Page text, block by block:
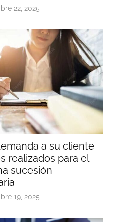
22, 2025
a su cliente
realizados para el
sucesión
19, 2025